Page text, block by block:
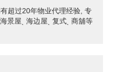
超过20年物业代理经验, 专
景屋ˎ 海边屋ˎ 复式ˎ 商舖等